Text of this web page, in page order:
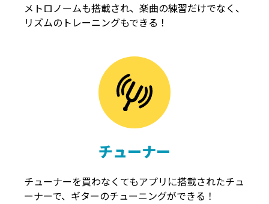
メトロノームも搭載され、楽曲の練習だけでなく、
リズムのトレーニングもできる！
チューナー
チューナーを買わなくてもアプリに搭載されたチュ
ーナーで、ギターのチューニングができる！